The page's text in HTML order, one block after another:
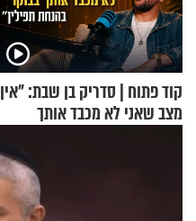
קוד פתוח | סדריק בן שבת: "אין
מצב שאני לא מכבד אותך